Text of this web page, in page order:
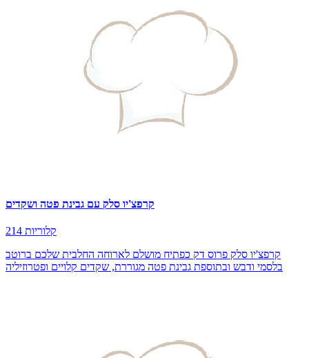
קרפצ'יו סלק עם גבינת פטה ושקדים
214 קלוריות
קרפצ'יו סלק פרוס דק כפתיח מושלם לארוחה החלבית שלכם ברוטב
בלסמי ודבש ובתוספת גבינת פטה מגוררת, שקדים קלויים ופטרוזיליה